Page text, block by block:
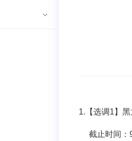
1.【选调1】
截止时间：